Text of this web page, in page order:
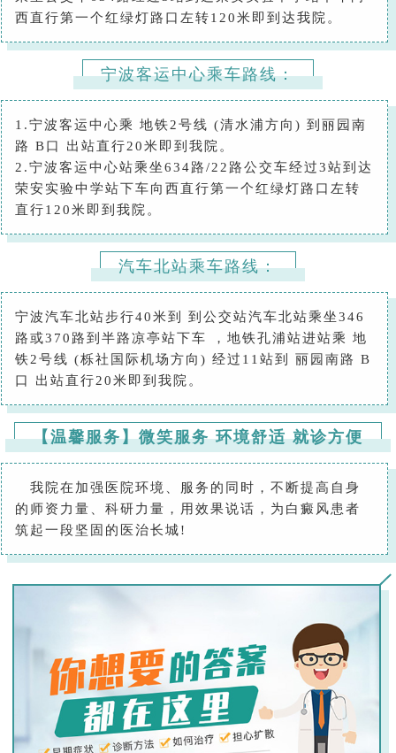
西直行第一个红绿灯路口左转120米即到达我院。
宁波客运中心乘车路线：
1.宁波客运中心乘 地铁2号线 (清水浦方向) 到丽园南
路 B口 出站直行20米即到我院。
2.宁波客运中心站乘坐634路/22路公交车经过3站到达
荣安实验中学站下车向西直行第一个红绿灯路口左转
直行120米即到我院。
汽车北站乘车路线：
宁波汽车北站步行40米到 到公交站汽车北站乘坐346
路或370路到半路凉亭站下车 ，地铁孔浦站进站乘 地
铁2号线 (栎社国际机场方向) 经过11站到 丽园南路 B
口 出站直行20米即到我院。
【温馨服务】微笑服务 环境舒适 就诊方便
我院在加强医院环境、服务的同时，不断提高自身
的师资力量、科研力量，用效果说话，为白癜风患者
筑起一段坚固的医治长城!